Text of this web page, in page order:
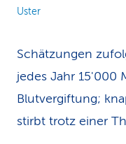
Uster
Schätzungen
jedes Jahr 15'000
Blutvergiftung;
stirbt trotz einer